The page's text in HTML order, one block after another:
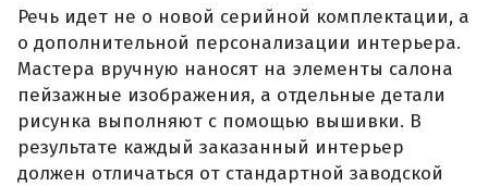
Речь идет не о новой серийной комплектации, а
о дополнительной персонализации интерьера.
Мастера вручную наносят на элементы салона
пейзажные изображения, а отдельные детали
рисунка выполняют с помощью вышивки. В
результате каждый заказанный интерьер
должен отличаться от стандартной заводской